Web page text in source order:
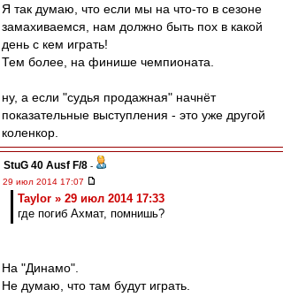
Я так думаю, что если мы на что-то в сезоне
замахиваемся, нам должно быть пох в какой
день с кем играть!
Тем более, на финише чемпионата.
ну, а если "судья продажная" начнёт
показательные выступления - это уже другой
коленкор.
StuG 40 Ausf F/8 -
29 июл 2014 17:07
Taylor » 29 июл 2014 17:33
где погиб Ахмат, помнишь?
На "Динамо".
Не думаю, что там будут играть.